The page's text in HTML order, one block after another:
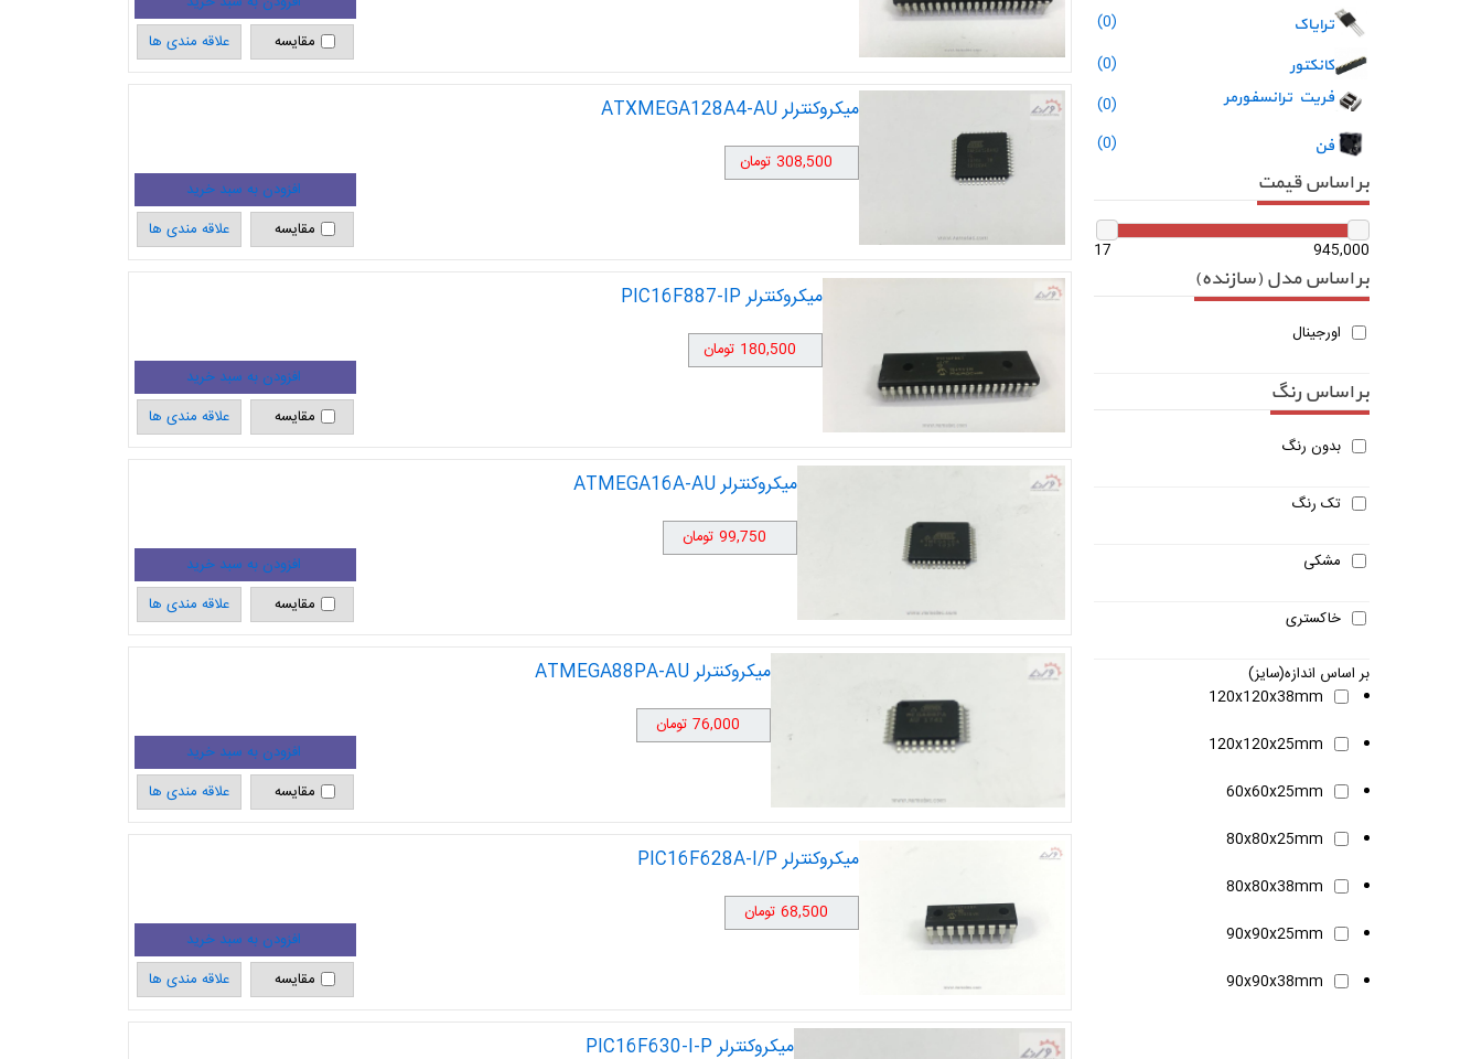
ترایاک (0)
کانکتور (0)
فریت ترانسفورمر (0)
فن (0)
بر اساس قیمت
945,000
17
بر اساس مدل (سازنده)
اورجینال
بر اساس رنگ
بدون رنگ
تک رنگ
مشکی
خاکستری
بر اساس اندازه(سایز)
120x120x38mm
120x120x25mm
60x60x25mm
80x80x25mm
80x80x38mm
90x90x25mm
90x90x38mm
مقایسه علاقه مندی ها
میکروکنترلر ATXMEGA128A4-AU
308,500 تومان
مقایسه علاقه مندی ها
میکروکنترلر PIC16F887-IP
180,500 تومان
مقایسه علاقه مندی ها
میکروکنترلر ATMEGA16A-AU
99,750 تومان
مقایسه علاقه مندی ها
میکروکنترلر ATMEGA88PA-AU
76,000 تومان
مقایسه علاقه مندی ها
میکروکنترلر PIC16F628A-I/P
68,500 تومان
مقایسه علاقه مندی ها
میکروکنترلر PIC16F630-I-P